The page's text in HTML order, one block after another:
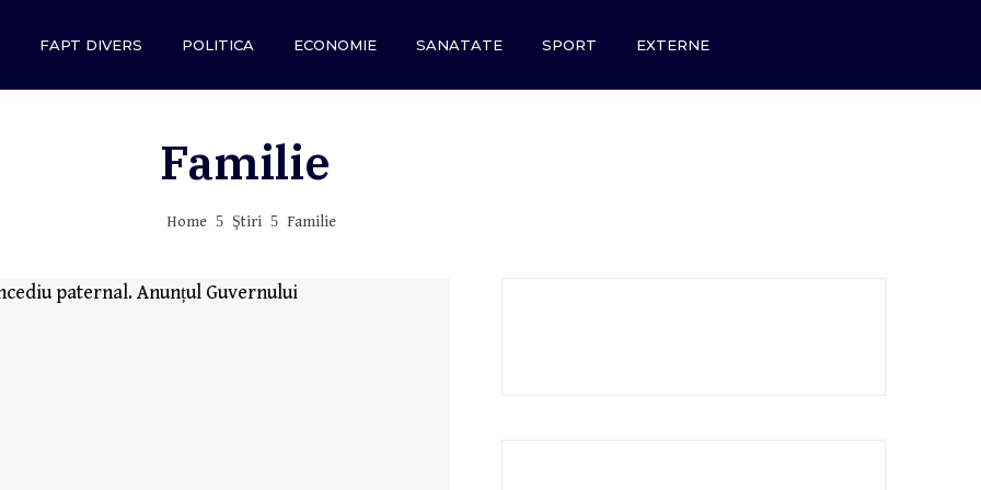
FAPT DIVERS POLITICA ECONOMIE SANATATE SPORT EXTERNE
Familie
Home Ştiri Familie